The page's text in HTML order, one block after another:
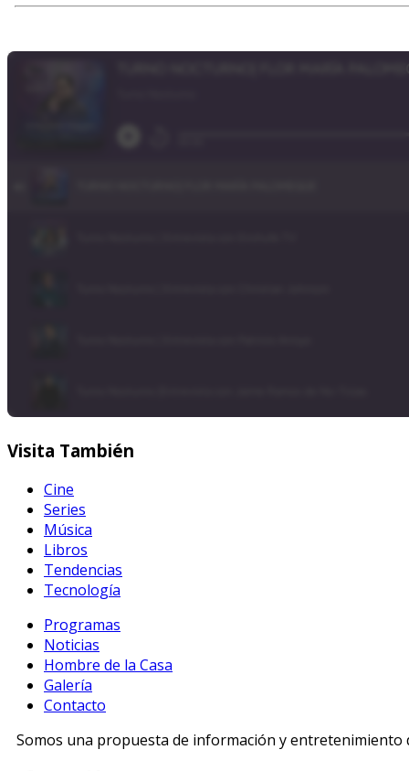
Visita También
Cine
Series
Música
Libros
Tendencias
Tecnología
Programas
Noticias
Hombre de la Casa
Galería
Contacto
Somos una propuesta de información y